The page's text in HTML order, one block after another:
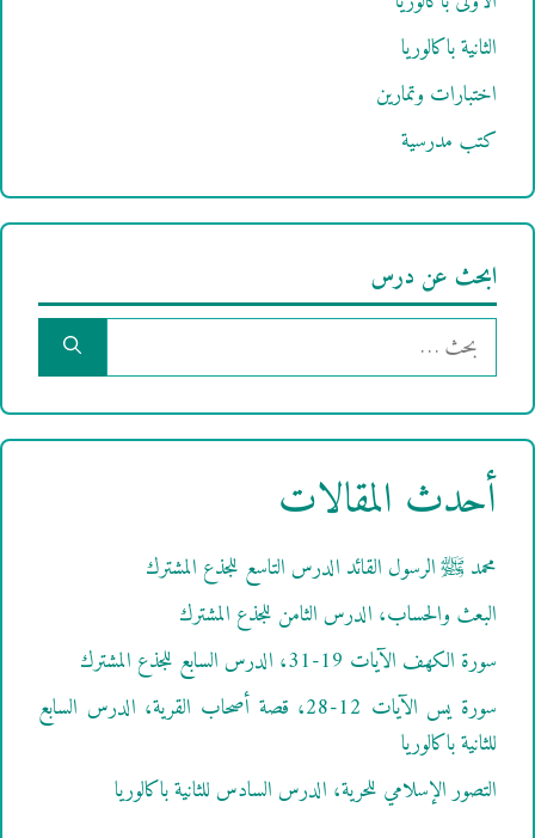
الثانية باكالوريا
اختبارات وتمارين
كتب مدرسية
ابحث عن درس
البحث
عن:
أحدث المقالات
محمد ﷺ الرسول القائد الدرس التاسع للجذع المشترك
البعث والحساب، الدرس الثامن للجذع المشترك
سورة الكهف الآيات 19-31، الدرس السابع للجذع المشترك
سورة يس الآيات 12-28، قصة أصحاب القرية، الدرس السابع
للثانية باكالوريا
التصور الإسلامي للحرية، الدرس السادس للثانية باكالوريا